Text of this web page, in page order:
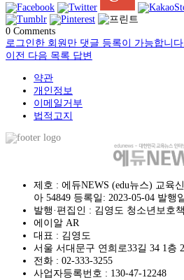
0 Comments
로그인한 회원만 댓글 등록이 가능합니
이전 다음 목록 답변
약관
개인정보
이메일거부
법적고지
제호 : 에듀NEWS (edu뉴스) 교육
아 54849 등록일: 2023-05-04 발행
발행·편집인 : 김영도 청소년보호
에이알 AR
대표 : 김영도
서울 서대문구 연희로33길 34 1층
전화 : 02-333-3255
사업자등록번호 : 130-47-12248